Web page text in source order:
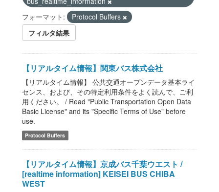
フォーマット:
Protocol Buffers
フィルタ結果
【リアルタイム情報】関東バス株式会社
【リアルタイム情報】 公共交通オープンデータ基本ライ
センス、および、その特定利用条件をよく読んで、ご利
用ください。 / Read "Public Transportation Open Data
Basic License" and its "Specific Terms of Use" before
use.
Protocol Buffers
【リアルタイム情報】京成バス千葉ウエスト /
[realtime information] KEISEI BUS CHIBA
WEST